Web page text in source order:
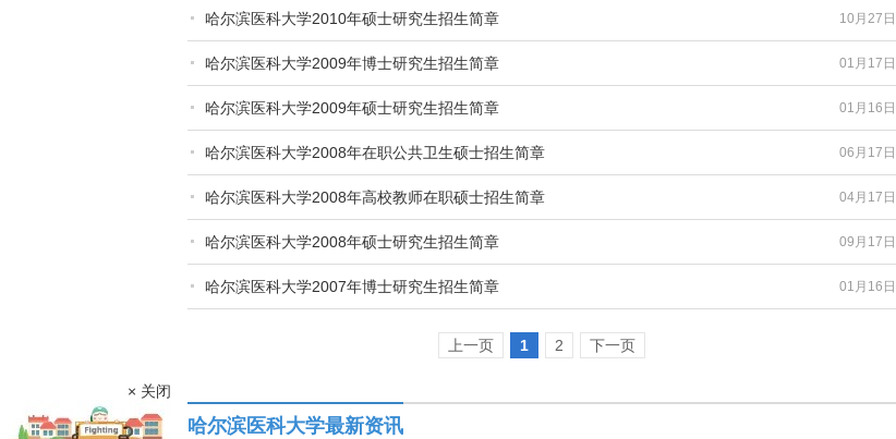
10月27日
哈尔滨医科大学2010年硕士研究生招生简章
01月17日
哈尔滨医科大学2009年博士研究生招生简章
01月16日
哈尔滨医科大学2009年硕士研究生招生简章
06月17日
哈尔滨医科大学2008年在职公共卫生硕士招生简章
04月17日
哈尔滨医科大学2008年高校教师在职硕士招生简章
09月17日
哈尔滨医科大学2008年硕士研究生招生简章
01月16日
哈尔滨医科大学2007年博士研究生招生简章
上一页 1 2 下一页
哈尔滨医科大学最新资讯
× 关闭